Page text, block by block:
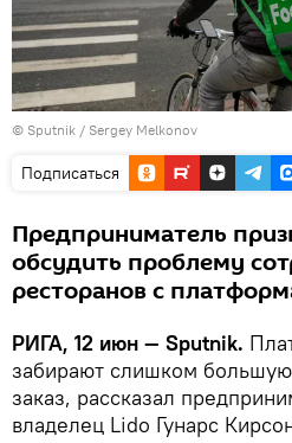
© Sputnik / Sergey Melkonov
Подписаться
Предприниматель
обсудить проблему
ресторанов с
РИГА, 12 июн — Sputnik.
забирают слишком большую
заказ, рассказал
владелец Lido Гунарс